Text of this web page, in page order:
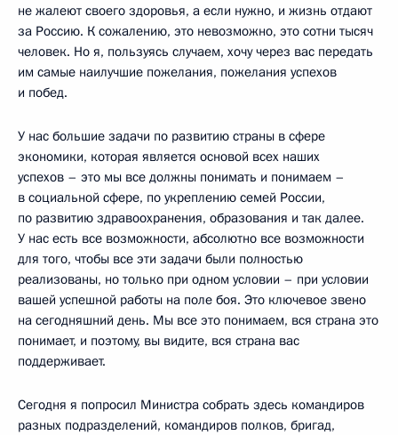
не жалеют своего здоровья, а если нужно, и жизнь отдают
за Россию. К сожалению, это невозможно, это сотни тысяч
человек. Но я, пользуясь случаем, хочу через вас передать
им самые наилучшие пожелания, пожелания успехов
и побед.
У нас большие задачи по развитию страны в сфере
экономики, которая является основой всех наших
успехов – это мы все должны понимать и понимаем –
в социальной сфере, по укреплению семей России,
по развитию здравоохранения, образования и так далее.
У нас есть все возможности, абсолютно все возможности
для того, чтобы все эти задачи были полностью
реализованы, но только при одном условии – при условии
вашей успешной работы на поле боя. Это ключевое звено
на сегодняшний день. Мы все это понимаем, вся страна это
понимает, и поэтому, вы видите, вся страна вас
поддерживает.
Сегодня я попросил Министра собрать здесь командиров
разных подразделений, командиров полков, бригад,